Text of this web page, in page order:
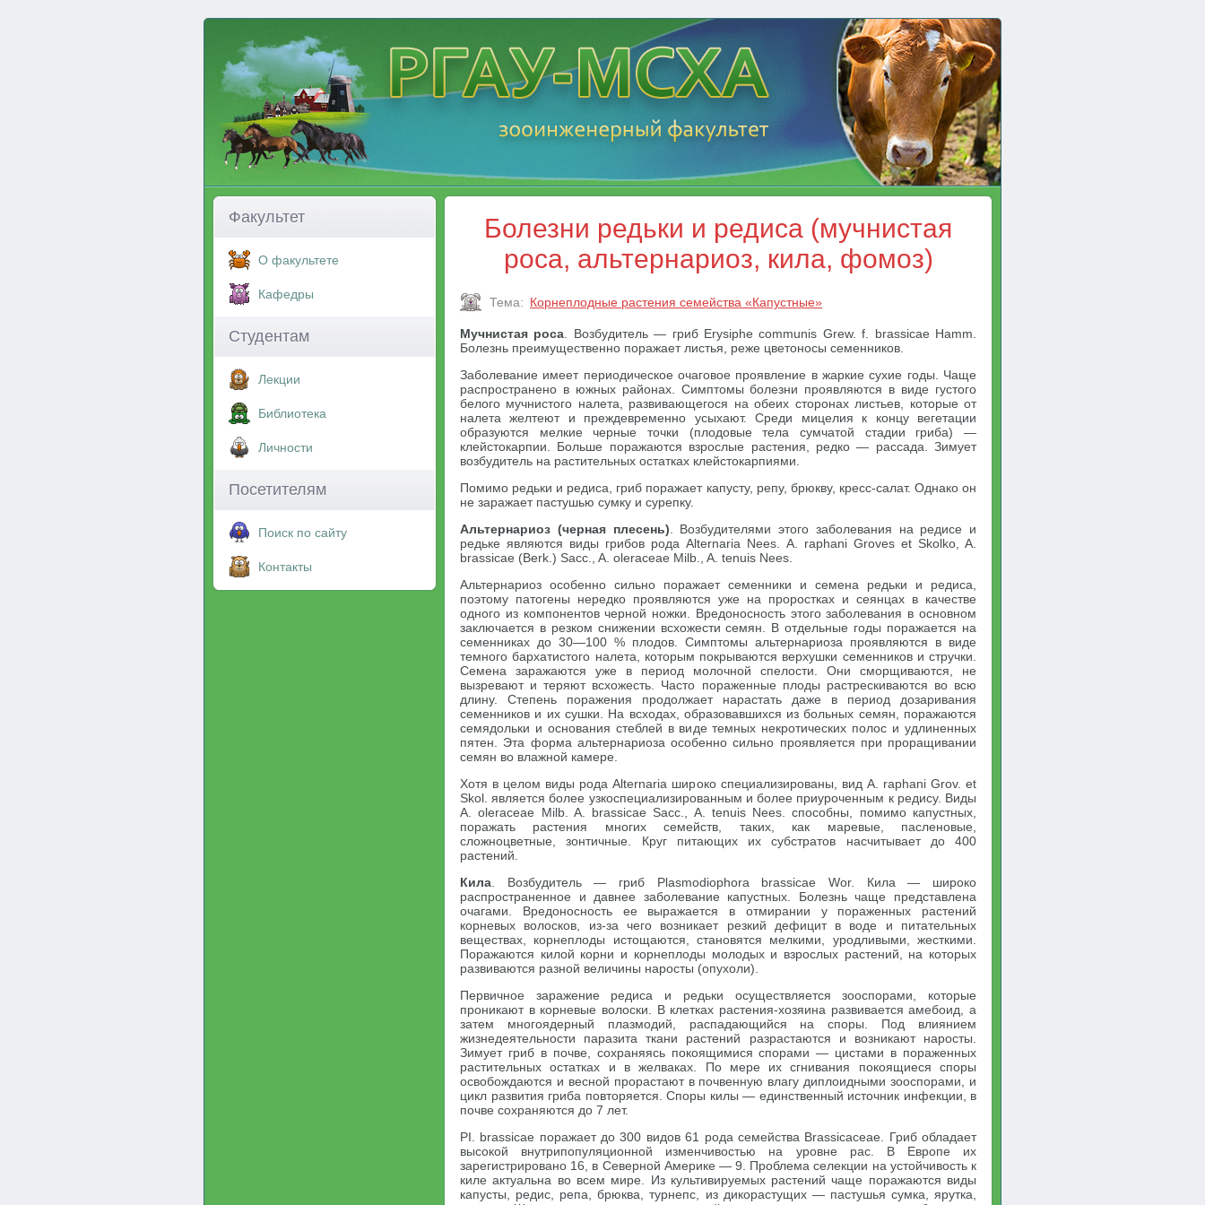
Факультет
О факультете
Кафедры
Студентам
Лекции
Библиотека
Личности
Посетителям
Поиск по сайту
Контакты
Болезни редьки и редиса (мучнистая
роса, альтернариоз, кила, фомоз)
Тема: Корнеплодные растения семейства «Капустные»
Мучнистая роса . Возбудитель — гриб Erysiphe communis Grew. f. brassicae Hamm.
Болезнь преимущественно поражает листья, реже цветоносы семенников.
Заболевание имеет периодическое очаговое проявление в жаркие сухие годы. Чаще
распространено в южных районах. Симптомы болезни проявляются в виде густого
белого мучнистого налета, развивающегося на обеих сторонах листьев, которые от
налета желтеют и преждевременно усыхают. Среди мицелия к концу вегетации
образуются мелкие черные точки (плодовые тела сумчатой стадии гриба) —
клейстокарпии. Больше поражаются взрослые растения, редко — рассада. Зимует
возбудитель на растительных остатках клейстокарпиями.
Помимо редьки и редиса, гриб поражает капусту, репу, брюкву, кресс-салат. Однако он
не заражает пастушью сумку и сурепку.
Альтернариоз (черная плесень) . Возбудителями этого заболевания на редисе и
редьке являются виды грибов рода Alternaria Nees. A. raphani Groves et Skolko, A.
brassicae (Berk.) Sacc., A. oleraceae Milb., A. tenuis Nees.
Альтернариоз особенно сильно поражает семенники и семена редьки и редиса,
поэтому патогены нередко проявляются уже на проростках и сеянцах в качестве
одного из компонентов черной ножки. Вредоносность этого заболевания в основном
заключается в резком снижении всхожести семян. В отдельные годы поражается на
семенниках до 30—100 % плодов. Симптомы альтернариоза проявляются в виде
темного бархатистого налета, которым покрываются верхушки семенников и стручки.
Семена заражаются уже в период молочной спелости. Они сморщиваются, не
вызревают и теряют всхожесть. Часто пораженные плоды растрескиваются во всю
длину. Степень поражения продолжает нарастать даже в период дозаривания
семенников и их сушки. На всходах, образовавшихся из больных семян, поражаются
семядольки и основания стеблей в виде темных некротических полос и удлиненных
пятен. Эта форма альтернариоза особенно сильно проявляется при проращивании
семян во влажной камере.
Хотя в целом виды рода Alternaria широко специализированы, вид A. raphani Grov. et
Skol. является более узкоспециализированным и более приуроченным к редису. Виды
A. oleraceae Milb. A. brassicae Sacc., A. tenuis Nees. способны, помимо капустных,
поражать растения многих семейств, таких, как маревые, пасленовые,
сложноцветные, зонтичные. Круг питающих их субстратов насчитывает до 400
растений.
Кила . Возбудитель — гриб Plasmodiophora brassicae Wor. Кила — широко
распространенное и давнее заболевание капустных. Болезнь чаще представлена
очагами. Вредоносность ее выражается в отмирании у пораженных растений
корневых волосков, из-за чего возникает резкий дефицит в воде и питательных
веществах, корнеплоды истощаются, становятся мелкими, уродливыми, жесткими.
Поражаются килой корни и корнеплоды молодых и взрослых растений, на которых
развиваются разной величины наросты (опухоли).
Первичное заражение редиса и редьки осуществляется зооспорами, которые
проникают в корневые волоски. В клетках растения-хозяина развивается амебоид, а
затем многоядерный плазмодий, распадающийся на споры. Под влиянием
жизнедеятельности паразита ткани растений разрастаются и возникают наросты.
Зимует гриб в почве, сохраняясь покоящимися спорами — цистами в пораженных
растительных остатках и в желваках. По мере их сгнивания покоящиеся споры
освобождаются и весной прорастают в почвенную влагу диплоидными зооспорами, и
цикл развития гриба повторяется. Споры килы — единственный источник инфекции, в
почве сохраняются до 7 лет.
PI. brassicae поражает до 300 видов 61 рода семейства Brassicaсеае. Гриб обладает
высокой внутрипопуляционной изменчивостью на уровне рас. В Европе их
зарегистрировано 16, в Северной Америке — 9. Проблема селекции на устойчивость к
киле актуальна во всем мире. Из культивируемых растений чаще поражаются виды
капусты, редис, репа, брюква, турнепс, из дикорастущих — пастушья сумка, ярутка,